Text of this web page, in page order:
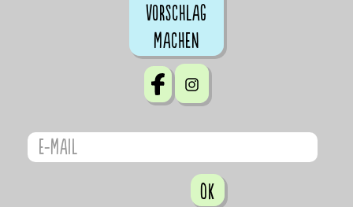
Vorschlag
machen
OK